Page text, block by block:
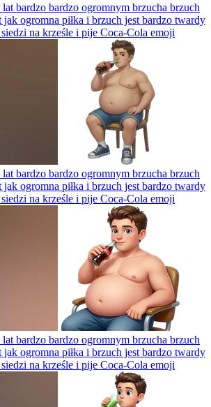
lat bardzo bardzo ogromnym brzucha brzuch
jak ogromna piłka i brzuch jest bardzo twardy
na krześle i pije Coca-Cola emoji
lat bardzo bardzo ogromnym brzucha brzuch
jak ogromna piłka i brzuch jest bardzo twardy
na krześle i pije Coca-Cola emoji
lat bardzo bardzo ogromnym brzucha brzuch
jak ogromna piłka i brzuch jest bardzo twardy
na krześle i pije Coca-Cola emoji